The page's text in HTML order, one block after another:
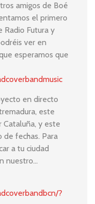
amigos de Boé
el primero
Radio Futura y
ver en
esperamos que
en directo
este
y este
de fechas. Para
a tu ciudad
nuestro…
?